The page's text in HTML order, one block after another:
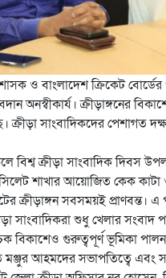
ও বাংলাদেশ ক্রিকেট
অনস্বীকার্য। ক্রীড়াঙ্গনের
সাংবাদিকদের পেশাগত
বিশ্ব ক্রীড়া সাংবাদিক দিবস
শাখার আয়োজিত কেক
ক্রীড়াঙ্গন সবসময়ই প্রাণবন্ত।
সাংবাদিকরা শুধু খেলার সংবাদ
বিকাশেও গুরুত্বপূর্ণ ভূমিকা
আহমদের সভাপতিত্বে এবং